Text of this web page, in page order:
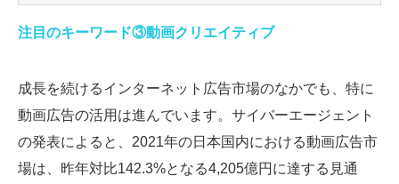
注目のキーワード③動画クリエイティブ
成長を続けるインターネット広告市場のなかでも、特に
動画広告の活用は進んでいます。サイバーエージェント
の発表によると、2021年の日本国内における動画広告市
場は、昨年対比142.3%となる4,205億円に達する見通